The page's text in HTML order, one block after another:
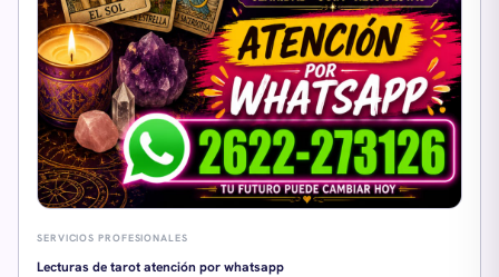
SERVICIOS PROFESIONALES
Lecturas de tarot atención por whatsapp